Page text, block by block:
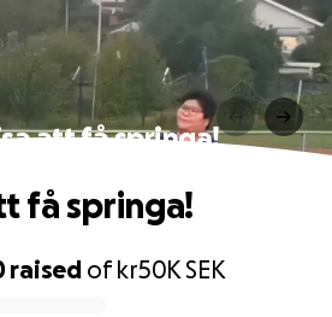
att få springa!
raised ofkr50KSEK
få springa!